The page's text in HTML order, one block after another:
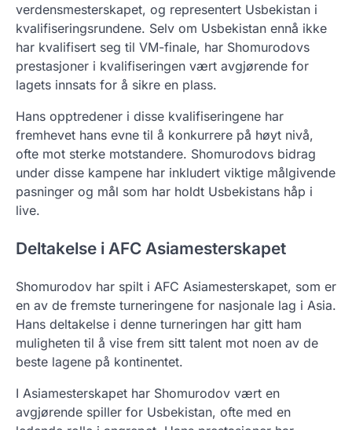
verdensmesterskapet, og representert Usbekistan i
kvalifiseringsrundene. Selv om Usbekistan ennå ikke
har kvalifisert seg til VM-finale, har Shomurodovs
prestasjoner i kvalifiseringen vært avgjørende for
lagets innsats for å sikre en plass.
Hans opptredener i disse kvalifiseringene har
fremhevet hans evne til å konkurrere på høyt nivå,
ofte mot sterke motstandere. Shomurodovs bidrag
under disse kampene har inkludert viktige målgivende
pasninger og mål som har holdt Usbekistans håp i
live.
Deltakelse i AFC Asiamesterskapet
Shomurodov har spilt i AFC Asiamesterskapet, som er
en av de fremste turneringene for nasjonale lag i Asia.
Hans deltakelse i denne turneringen har gitt ham
muligheten til å vise frem sitt talent mot noen av de
beste lagene på kontinentet.
I Asiamesterskapet har Shomurodov vært en
avgjørende spiller for Usbekistan, ofte med en